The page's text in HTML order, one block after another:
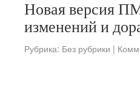
Новая версия
изменений и
Рубрика: Без рубрики |